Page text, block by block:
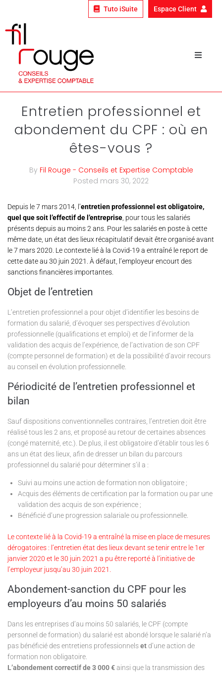
Tuto iSuite Espace Client
Nos clients
Le fil rouge
Nous rejoindre
Entretien professionnel et
abondement du CPF : où en
êtes-vous ?
By Fil Rouge - Conseils et Expertise Comptable
Posted mars 30, 2022
Depuis le 7 mars 2014, l’entretien professionnel est obligatoire,
quel que soit l’effectif de l’entreprise , pour tous les salariés
présents depuis au moins 2 ans. Pour les salariés en poste à cette
même date, un état des lieux récapitulatif devait être organisé avant
le 7 mars 2020. Le contexte lié à la Covid-19 a entraîné le report de
cette date au 30 juin 2021. À défaut, l’employeur encourt des
sanctions financières importantes.
Objet de l’entretien
L’entretien professionnel a pour objet d’identifier les besoins de
formation du salarié, d’évoquer ses perspectives d’évolution
professionnelle (qualifications et emploi) et de l’informer de la
validation des acquis de l’expérience, de l’activation de son CPF
(compte personnel de formation) et de la possibilité d’avoir recours
au conseil en évolution professionnelle.
Périodicité de l’entretien professionnel et
bilan
Sauf dispositions conventionnelles contraires, l’entretien doit être
réalisé tous les 2 ans, et proposé au retour de certaines absences
(congé maternité, etc.). De plus, il est obligatoire d’établir tous les 6
ans un état des lieux, afin de dresser un bilan du parcours
professionnel du salarié pour déterminer s’il a :
Suivi au moins une action de formation non obligatoire ;
Acquis des éléments de certification par la formation ou par une
validation des acquis de son expérience ;
Bénéficié d’une progression salariale ou professionnelle.
Le contexte lié à la Covid-19 a entraîné la mise en place de mesures
dérogatoires : l’entretien état des lieux devant se tenir entre le 1er
janvier 2020 et le 30 juin 2021 a pu être reporté à l’initiative de
l’employeur jusqu’au 30 juin 2021.
Abondement-sanction du CPF pour les
employeurs d’au moins 50 salariés
Dans les entreprises d’au moins 50 salariés, le CPF (compte
personnel de formation) du salarié est abondé lorsque le salarié n’a
pas bénéficié des entretiens professionnelsetd’une action de
formation non obligatoire.
L’abondement correctif de 3 000 €ainsi que la transmission des